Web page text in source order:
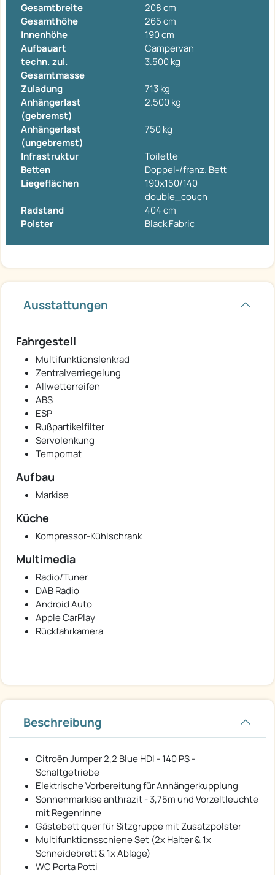
Gesamtbreite
208 cm
Gesamthöhe
265 cm
Innenhöhe
190 cm
Aufbauart
Campervan
techn. zul.
Gesamtmasse
3.500 kg
Zuladung
713 kg
Anhängerlast
(gebremst)
2.500 kg
Anhängerlast
(ungebremst)
750 kg
Infrastruktur
Toilette
Betten
Doppel-/franz. Bett
Liegeflächen
190x150/140
double_couch
Radstand
404 cm
Polster
Black Fabric
Ausstattungen
Fahrgestell
Multifunktionslenkrad
Zentralverriegelung
Allwetterreifen
ABS
ESP
Rußpartikelfilter
Servolenkung
Tempomat
Aufbau
Markise
Küche
Kompressor-Kühlschrank
Multimedia
Radio/Tuner
DAB Radio
Android Auto
Apple CarPlay
Rückfahrkamera
Beschreibung
Citroën Jumper 2,2 Blue HDI - 140 PS -
Schaltgetriebe
Elektrische Vorbereitung für Anhängerkupplung
Sonnenmarkise anthrazit - 3,75m und Vorzeltleuchte
mit Regenrinne
Gästebett quer für Sitzgruppe mit Zusatzpolster
Multifunktionsschiene Set (2x Halter & 1x
Schneidebrett & 1x Ablage)
WC Porta Potti